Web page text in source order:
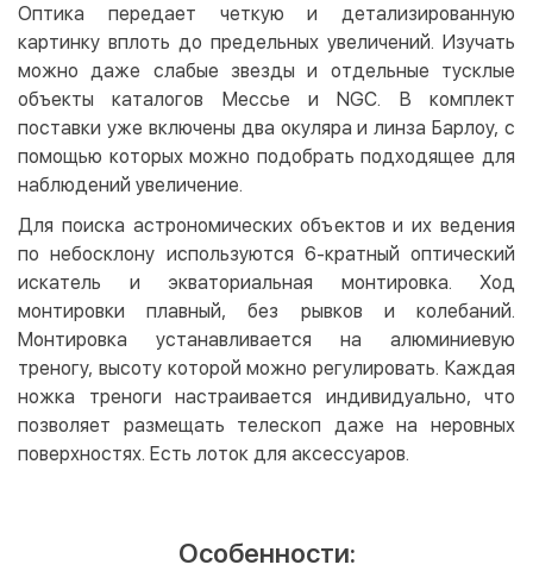
Оптика передает четкую и детализированную
картинку вплоть до предельных увеличений. Изучать
можно даже слабые звезды и отдельные тусклые
объекты каталогов Мессье и NGC. В комплект
поставки уже включены два окуляра и линза Барлоу, с
помощью которых можно подобрать подходящее для
наблюдений увеличение.
Для поиска астрономических объектов и их ведения
по небосклону используются 6-кратный оптический
искатель и экваториальная монтировка. Ход
монтировки плавный, без рывков и колебаний.
Монтировка устанавливается на алюминиевую
треногу, высоту которой можно регулировать. Каждая
ножка треноги настраивается индивидуально, что
позволяет размещать телескоп даже на неровных
поверхностях. Есть лоток для аксессуаров.
Особенности: